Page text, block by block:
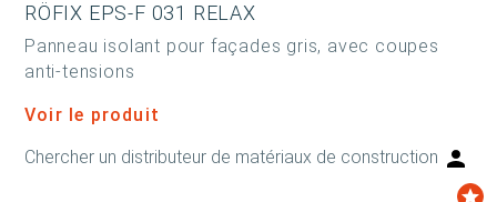
RÖFIX EPS-F 031 RELAX
Panneau isolant pour façades gris, avec coupes
anti-tensions
Voir le produit
Chercher un distributeur de matériaux de construction